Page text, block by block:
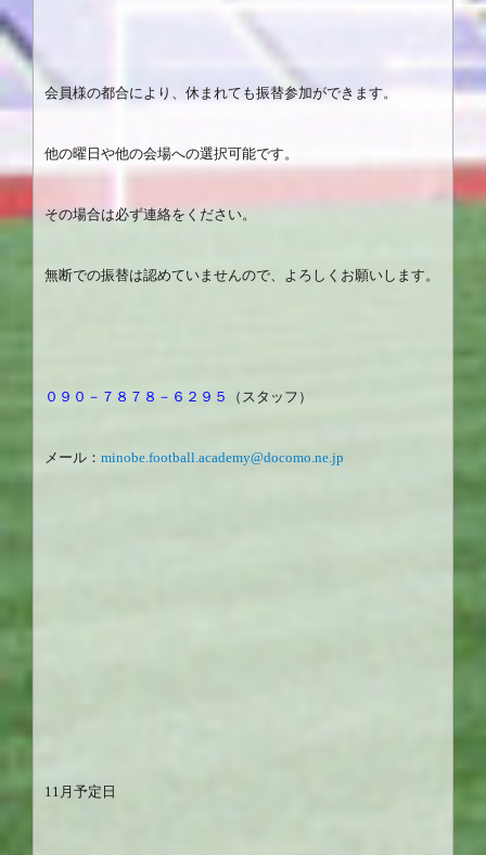
会員様の都合により、休まれても振替参加ができます。
他の曜日や他の会場への選択可能です。
その場合は必ず連絡をください。
無断での振替は認めていませんので、よろしくお願いします。
０９０－７８７８－６２９５ （スタッフ）
メール： minobe.football.academy@docomo.ne.jp
11 月予定日